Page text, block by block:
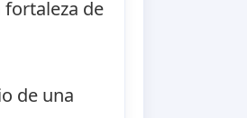
de
de una